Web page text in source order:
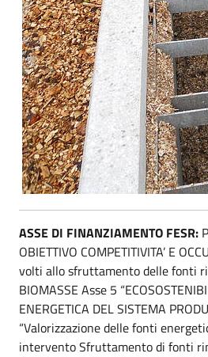
ASSE DI FINANZIAMENTO FESR:
OBIETTIVO COMPETITIVITA’ E
volti allo sfruttamento delle fonti
BIOMASSE Asse 5
ENERGETICA DEL SISTEMA
“Valorizzazione delle fonti
intervento Sfruttamento di fonti